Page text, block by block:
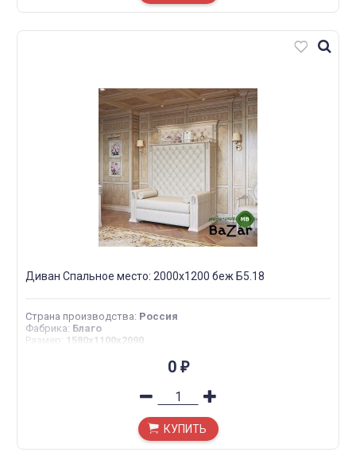
Диван Спальное место: 2000х1200 беж Б5.18
Страна производства: Россия
Фабрика: Благо
Размер : 1580х1100х2090
0 ₽
КУПИТЬ